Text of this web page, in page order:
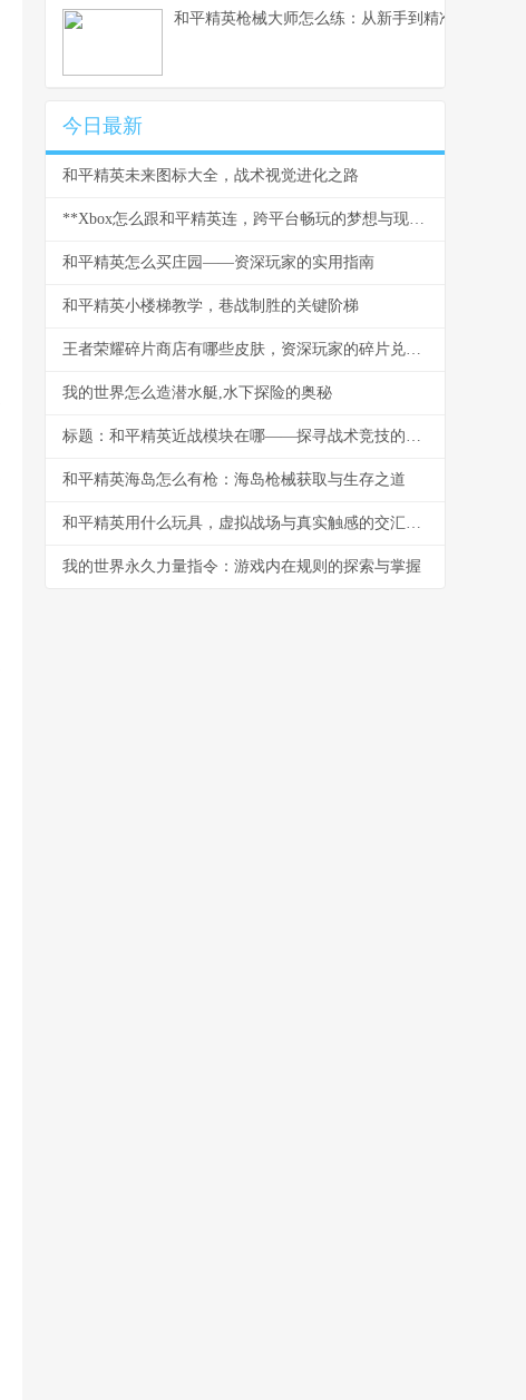
和平精英枪械大师怎么练：从新手到精准射击的进
今日最新
和平精英未来图标大全，战术视觉进化之路
**Xbox怎么跟和平精英连，跨平台畅玩的梦想与现实**
和平精英怎么买庄园——资深玩家的实用指南
和平精英小楼梯教学，巷战制胜的关键阶梯
王者荣耀碎片商店有哪些皮肤，资深玩家的碎片兑换指南
我的世界怎么造潜水艇,水下探险的奥秘
标题：和平精英近战模块在哪——探寻战术竞技的锋利刃尖
和平精英海岛怎么有枪：海岛枪械获取与生存之道
和平精英用什么玩具，虚拟战场与真实触感的交汇副标题
我的世界永久力量指令：游戏内在规则的探索与掌握